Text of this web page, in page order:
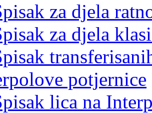
za djela
za djela
potjernice
lica na